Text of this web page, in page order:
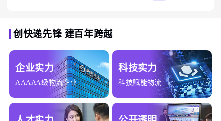
创快递先锋 建百年跨越
企业实力
AAAAA级物流企业
科技实力
科技赋能物流